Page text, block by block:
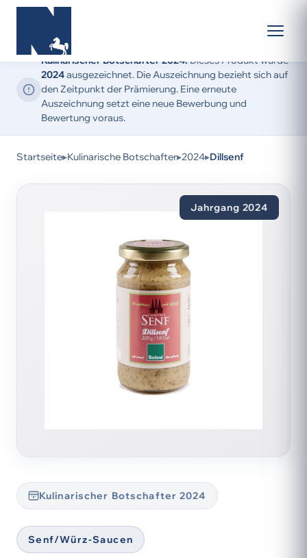
Kulinarischer Botschafter 2024:Dieses Produkt wurde
2024ausgezeichnet. Die Auszeichnung bezieht sich auf
den Zeitpunkt der Prämierung. Eine erneute
Auszeichnung setzt eine neue Bewerbung und
Bewertung voraus.
Startseite▸Kulinarische Botschafter▸2024▸Dillsenf
Jahrgang 2024
Kulinarischer Botschafter 2024
Senf/Würz-Saucen